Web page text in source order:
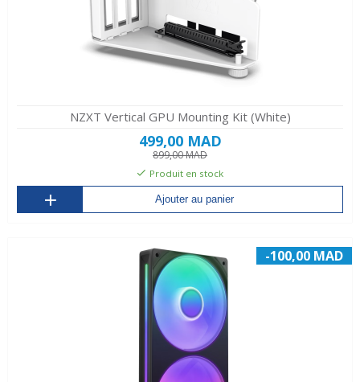
NZXT Vertical GPU Mounting Kit (White)
499,00 MAD
899,00 MAD
Produit en stock
Ajouter au panier
-100,00 MAD